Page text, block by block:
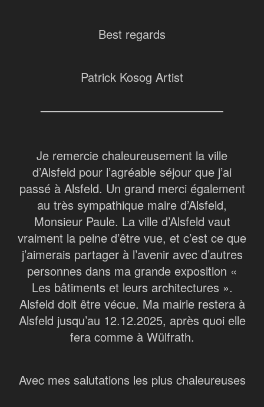
Best regards
Patrick Kosog Artist
Je remercie chaleureusement la ville
d’Alsfeld pour l’agréable séjour que j’ai
passé à Alsfeld. Un grand merci également
au très sympathique maire d’Alsfeld,
Monsieur Paule. La ville d’Alsfeld vaut
vraiment la peine d’être vue, et c’est ce que
j’aimerais partager à l’avenir avec d’autres
personnes dans ma grande exposition «
Les bâtiments et leurs architectures ».
Alsfeld doit être vécue. Ma mairie restera à
Alsfeld jusqu’au 12.12.2025, après quoi elle
fera comme à Wülfrath.
Avec mes salutations les plus chaleureuses